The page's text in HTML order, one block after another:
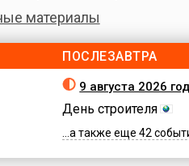
материалы
ПОСЛЕЗАВТРА
9 августа 2026
День строителя
...а также еще 42